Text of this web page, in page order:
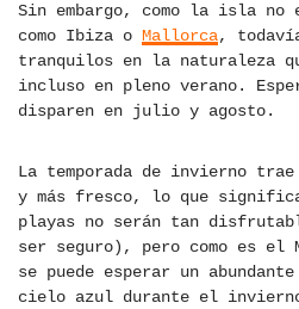
Sin embargo, como la isla no
como Ibiza o Mallorca,
tranquilos en la naturaleza
incluso en pleno verano.
disparen en julio y agosto.
La temporada de invierno
y más fresco, lo que
playas no serán tan
ser seguro), pero como es el
se puede esperar un
cielo azul durante el